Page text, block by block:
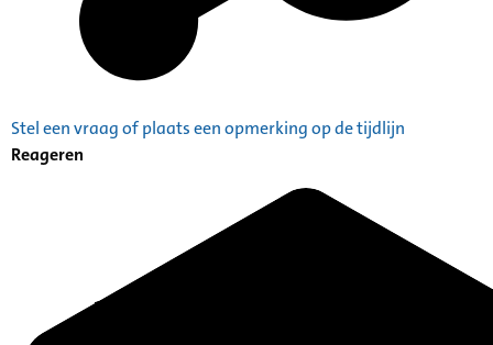
Stel een vraag of plaats een opmerking op de tijdlijn
Reageren